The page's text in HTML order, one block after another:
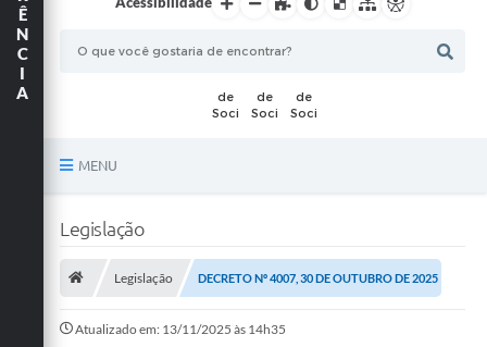
MENU
Ê
N
C
I
A
Legislação
Legislação DECRETO Nº 4007, 30 DE OUTUBRO DE 2025
Atualizado em: 13/11/2025 às 14h35